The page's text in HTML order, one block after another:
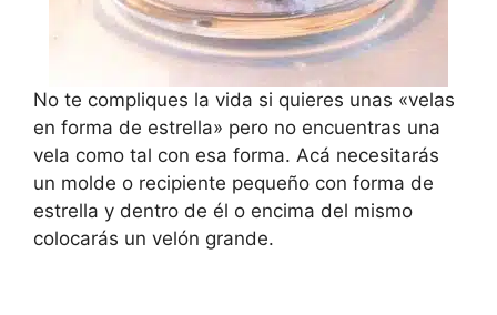
No te compliques la vida si quieres unas «velas
en forma de estrella» pero no encuentras una
vela como tal con esa forma. Acá necesitarás
un molde o recipiente pequeño con forma de
estrella y dentro de él o encima del mismo
colocarás un velón grande.